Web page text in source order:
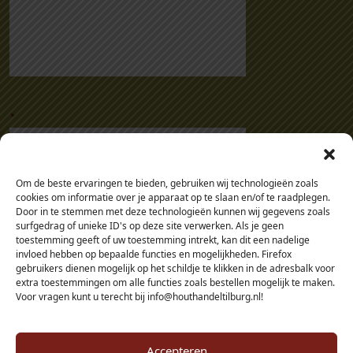
Om de beste ervaringen te bieden, gebruiken wij technologieën zoals
cookies om informatie over je apparaat op te slaan en/of te raadplegen.
Door in te stemmen met deze technologieën kunnen wij gegevens zoals
surfgedrag of unieke ID's op deze site verwerken. Als je geen
toestemming geeft of uw toestemming intrekt, kan dit een nadelige
invloed hebben op bepaalde functies en mogelijkheden. Firefox
gebruikers dienen mogelijk op het schildje te klikken in de adresbalk voor
extra toestemmingen om alle functies zoals bestellen mogelijk te maken.
Voor vragen kunt u terecht bij info@houthandeltilburg.nl!
.